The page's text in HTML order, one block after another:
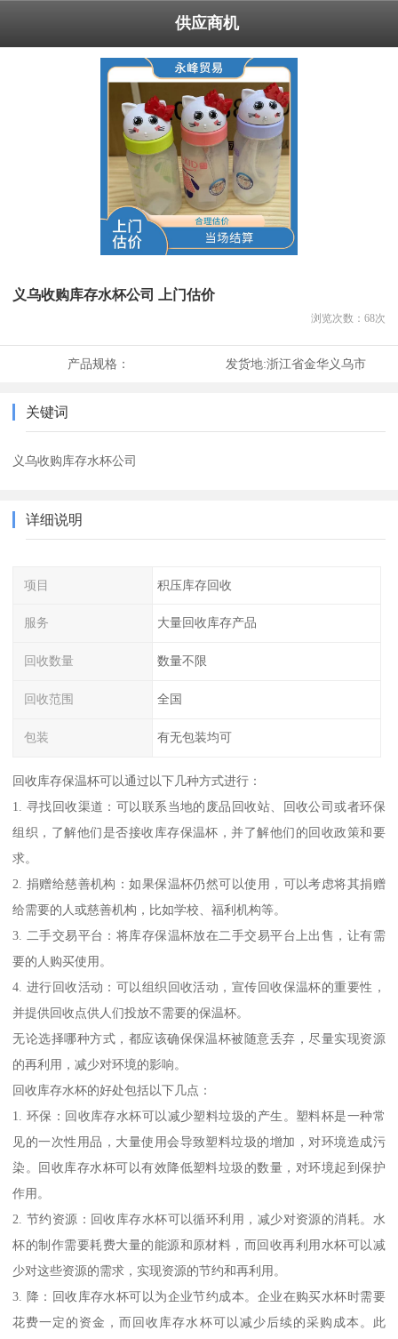
供应商机
义乌收购库存水杯公司 上门估价
浏览次数： 68次
产品规格： 发货地:浙江省金华义乌市
关键词
义乌收购库存水杯公司
详细说明
项目 积压库存回收
服务 大量回收库存产品
回收数量 数量不限
回收范围 全国
包装 有无包装均可
回收库存保温杯可以通过以下几种方式进行：
1. 寻找回收渠道：可以联系当地的废品回收站、回收公司或者环保
组织，了解他们是否接收库存保温杯，并了解他们的回收政策和要
求。
2. 捐赠给慈善机构：如果保温杯仍然可以使用，可以考虑将其捐赠
给需要的人或慈善机构，比如学校、福利机构等。
3. 二手交易平台：将库存保温杯放在二手交易平台上出售，让有需
要的人购买使用。
4. 进行回收活动：可以组织回收活动，宣传回收保温杯的重要性，
并提供回收点供人们投放不需要的保温杯。
无论选择哪种方式，都应该确保保温杯被随意丢弃，尽量实现资源
的再利用，减少对环境的影响。
回收库存水杯的好处包括以下几点：
1. 环保：回收库存水杯可以减少塑料垃圾的产生。塑料杯是一种常
见的一次性用品，大量使用会导致塑料垃圾的增加，对环境造成污
染。回收库存水杯可以有效降低塑料垃圾的数量，对环境起到保护
作用。
2. 节约资源：回收库存水杯可以循环利用，减少对资源的消耗。水
杯的制作需要耗费大量的能源和原材料，而回收再利用水杯可以减
少对这些资源的需求，实现资源的节约和再利用。
3. 降：回收库存水杯可以为企业节约成本。企业在购买水杯时需要
花费一定的资金，而回收库存水杯可以减少后续的采购成本。此